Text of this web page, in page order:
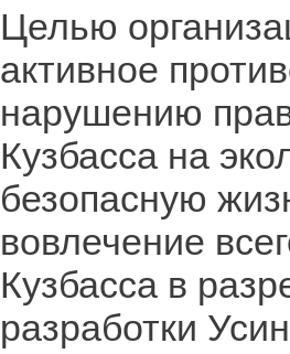
Целью
активное
нарушению
Кузбасса на
безопасную
вовлечение
Кузбасса в
разработки